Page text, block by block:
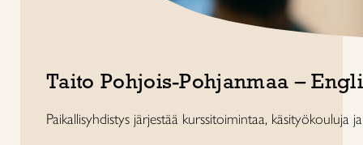
Taito Pohjois-Pohjanmaa –
Paikallisyhdistys järjestää kurssitoimintaa, käsityökouluja